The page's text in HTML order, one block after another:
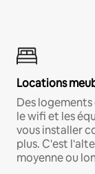
Locations
Des
le wifi et les
vous installer
plus. C'est
moyenne ou